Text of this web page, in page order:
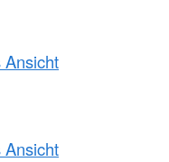
Ansicht
Ansicht